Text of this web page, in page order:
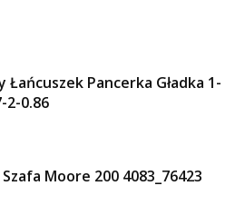
Łańcuszek Pancerka Gładka 1-
2-0.86
Moore 200 4083_76423